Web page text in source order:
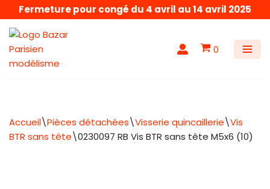
Aller
au
contenu
Fermeture pour congé du 4 avril au 14 avril 2025
0
Accueil\Pièces détachées\Visserie quincaillerie\Vis
BTR sans tête\0230097 RB Vis BTR sans tête M5x6 (10)